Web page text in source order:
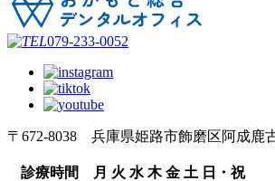
079-233-0052
〒672-8038 兵庫県姫路市飾磨区阿成鹿
診療時間 月 火 水 木 金 土 日・祝